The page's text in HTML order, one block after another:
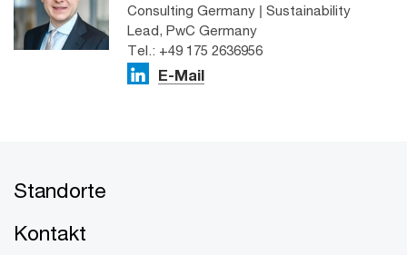
Consulting Germany | Sustainability
Lead, PwC Germany
Tel.: +49 175 2636956
E-Mail
Standorte
Kontakt